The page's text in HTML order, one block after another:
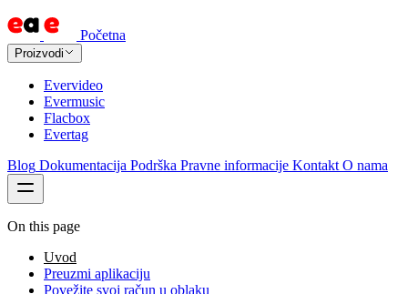
Početna
Proizvodi
Evervideo
Evermusic
Flacbox
Evertag
Blog Dokumentacija Podrška Pravne informacije Kontakt O nama
On this page
Uvod
Preuzmi aplikaciju
Povežite svoj račun u oblaku